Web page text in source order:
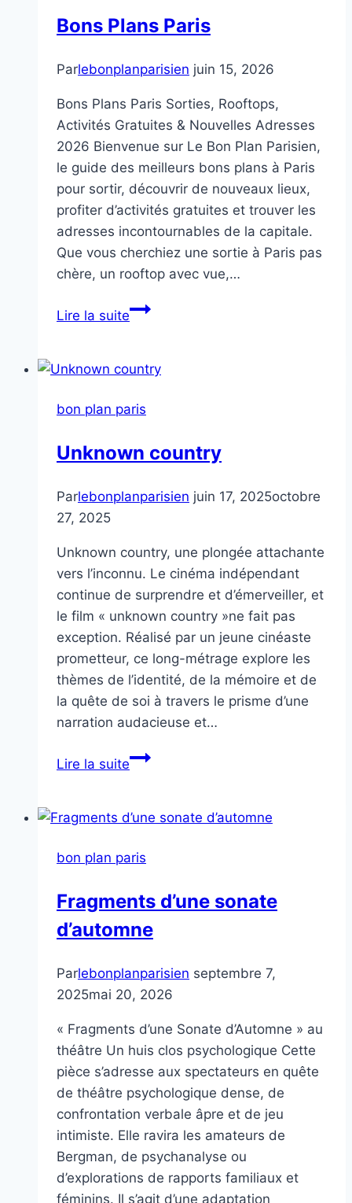
Bons Plans Paris
Parlebonplanparisien juin 15, 2026
Bons Plans Paris Sorties, Rooftops,
Activités Gratuites & Nouvelles Adresses
2026 Bienvenue sur Le Bon Plan Parisien,
le guide des meilleurs bons plans à Paris
pour sortir, découvrir de nouveaux lieux,
profiter d’activités gratuites et trouver les
adresses incontournables de la capitale.
Que vous cherchiez une sortie à Paris pas
chère, un rooftop avec vue,…
Lire la suiteBons
bon plan paris
Unknown country
Parlebonplanparisien juin 17, 2025octobre
27, 2025
Unknown country, une plongée attachante
vers l’inconnu. Le cinéma indépendant
continue de surprendre et d’émerveiller, et
le film « unknown country »ne fait pas
exception. Réalisé par un jeune cinéaste
prometteur, ce long-métrage explore les
thèmes de l’identité, de la mémoire et de
la quête de soi à travers le prisme d’une
narration audacieuse et…
Lire la suiteUnknown
bon plan paris
Fragments d’une sonate
d’automne
Parlebonplanparisien septembre 7,
2025mai 20, 2026
« Fragments d’une Sonate d’Automne » au
théâtre Un huis clos psychologique Cette
pièce s’adresse aux spectateurs en quête
de théâtre psychologique dense, de
confrontation verbale âpre et de jeu
intimiste. Elle ravira les amateurs de
Bergman, de psychanalyse ou
d’explorations de rapports familiaux et
féminins. Il s’agit d’une adaptation